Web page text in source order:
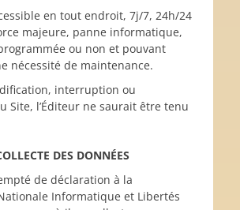
en tout endroit, 7j/7, 24h/24
majeure, panne informatique,
ou non et pouvant
nécessité de maintenance.
interruption ou
Site, l’Éditeur ne saurait être tenu
DES DONNÉES
de déclaration à la
Informatique et Libertés